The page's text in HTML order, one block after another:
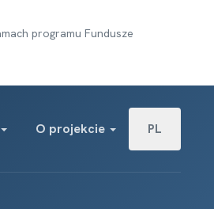
programu Fundusze
O projekcie PL